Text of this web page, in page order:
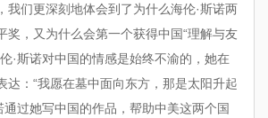
们更深刻地体会到了为什么海伦·斯诺两
奖，又为什么会第一个获得中国“理解与友
·斯诺对中国的情感是始终不渝的，她在
达：“我愿在墓中面向东方，那是太阳升起
通过她写中国的作品，帮助中美这两个国